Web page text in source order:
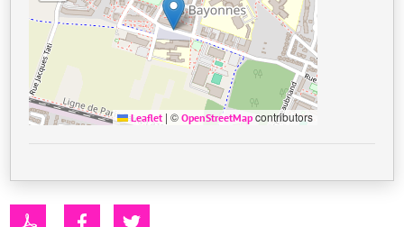
Leaflet | ©OpenStreetMap contributors